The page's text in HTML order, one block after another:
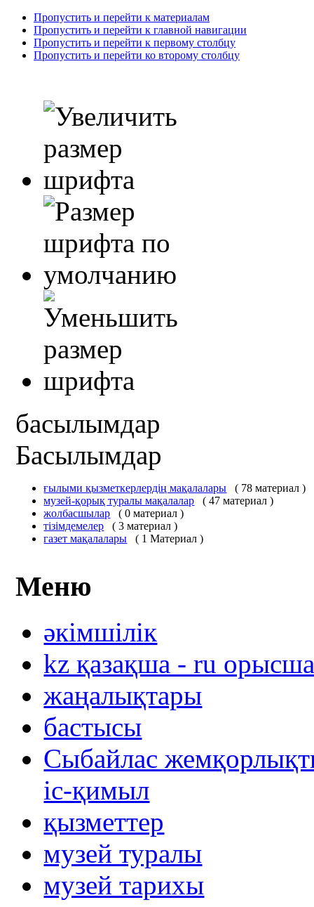
Пропустить и перейти к материалам
Пропустить и перейти к главной навигации
Пропустить и перейти к первому столбцу
Пропустить и перейти ко второму столбцу
басылымдар
Басылымдар
ғылыми қызметкерлердің мақалалары
( 78 материал )
музей-қорық туралы мақалалар
( 47 материал )
жолбасшылар
( 0 материал )
тізімдемелер
( 3 материал )
газет мақалалары
( 1 Материал )
Меню
әкімшілік
kz қазақша - ru
жаңалықтары
бастысы
Сыбайлас
іс-қимыл
қызметтер
музей туралы
музей тарихы